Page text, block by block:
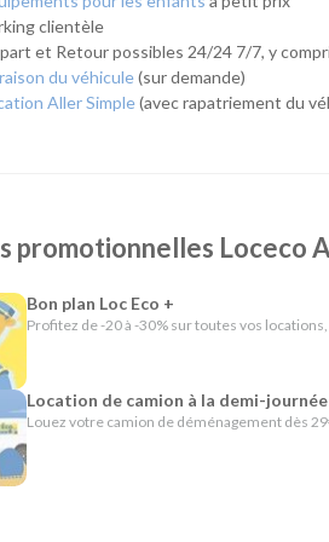
Eco
de 40 ans, Loc Eco propose une
de prise en charge :Angoulême (à 2 km
de voitures :
d'utilitaires : Camions de
clientèle
et Retour possibles 24/24 7/7, y
du véhicule(sur demande)
Aller Simple(avec rapatriement du
promotionnelles Loceco
Bon plan Loc Eco +
Profitez de -20 à -30% sur toutes vos
Location de camion à la demi-journée
Louez votre camion de déménagement dès